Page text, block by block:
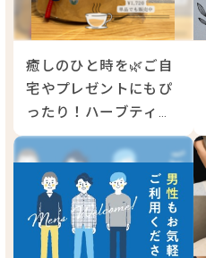
2026/ 01
2025/ 10
2025/ 07
2025/ 06
2025/ 03
癒しのひと時を🌿ご自
宅やプレゼントにもぴ
ったり！ハーブティー
販売中！